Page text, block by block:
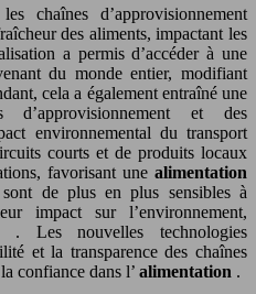
chaînes d’approvisionnement
des aliments, impactant les
a permis d’accéder à une
du monde entier, modifiant
cela a également entraîné une
d’approvisionnement et des
environnemental du transport
courts et de produits locaux
favorisant une alimentation
de plus en plus sensibles à
impact sur l’environnement,
. Les nouvelles technologies
et la transparence des chaînes
confiance dans l’ alimentation .